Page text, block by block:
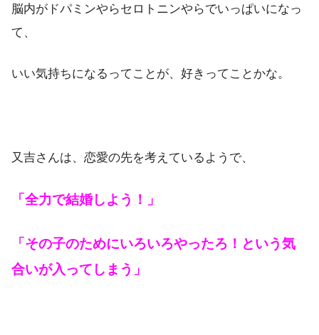
脳内がドパミンやらセロトニンやらでいっぱいになっ
て、
いい気持ちになるってことが、好きってことかな。
又吉さんは、恋愛の先を考えているようで、
「全力で結婚しよう！」
「その子のためにいろいろやったろ！という気
合いが入ってしまう」